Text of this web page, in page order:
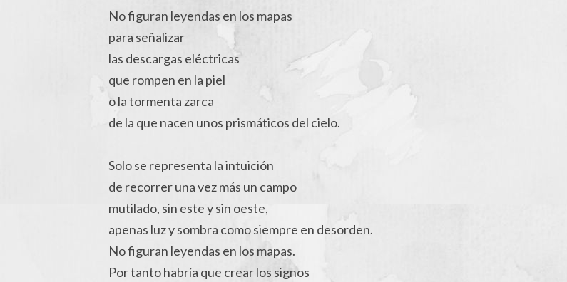
No figuran leyendas en los mapas
para señalizar
las descargas eléctricas
que rompen en la piel
o la tormenta zarca
de la que nacen unos prismáticos del cielo.
Solo se representa la intuición
de recorrer una vez más un campo
mutilado, sin este y sin oeste,
apenas luz y sombra como siempre en desorden.
No figuran leyendas en los mapas.
Por tanto habría que crear los signos